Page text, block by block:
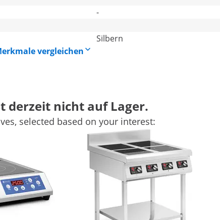
-
Silbern
vergleichen
derzeit nicht auf Lager.
selected based on your interest:
das kein Problem. Unter der
Dadurch erhitzen nur die Töpfe
und des offenen Designs mit